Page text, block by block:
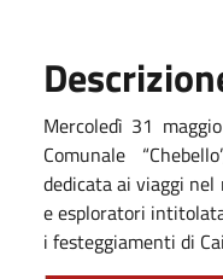
Mercoledì 31
Comunale
dedicata ai viaggi
e esploratori
i festeggiamenti di